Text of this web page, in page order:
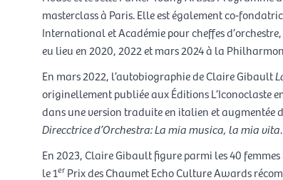
masterclass à Paris. Elle est également co-
International et Académie pour cheffes
eu lieu en 2020, 2022 et mars 2024 à la
En mars 2022, l’autobiographie de Claire Gibault
originellement publiée aux Éditions L’Iconoclaste
dans une version traduite en italien et augmentée
Direcctrice d’Orchestra: La mia musica, la mia vita.
En 2023, Claire Gibault figure parmi les 40 femmes
le 1er Prix des Chaumet Echo Culture Awards